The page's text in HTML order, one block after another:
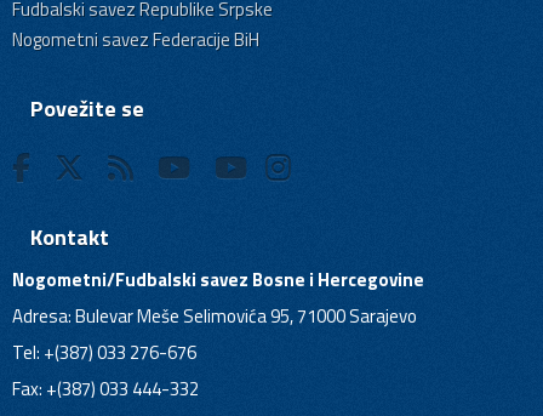
Fudbalski savez Republike Srpske
Nogometni savez Federacije BiH
Povežite se
Kontakt
Nogometni/Fudbalski savez Bosne i Hercegovine
Adresa: Bulevar Meše Selimovića 95, 71000 Sarajevo
Tel: +(387) 033 276-676
Fax: +(387) 033 444-332